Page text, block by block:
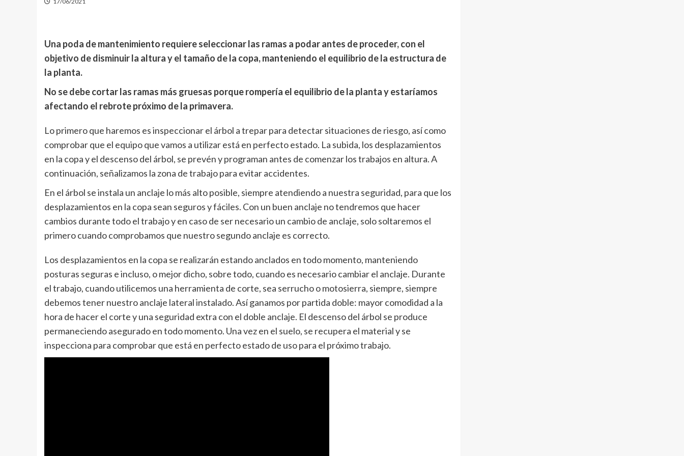
Una poda de mantenimiento requiere seleccionar las ramas a podar antes de proceder, con el
objetivo de disminuir la altura y el tamaño de la copa, manteniendo el equilibrio de la estructura de
la planta.
No se debe cortar las ramas más gruesas porque rompería el equilibrio de la planta y estaríamos
afectando el rebrote próximo de la primavera.
Lo primero que haremos es inspeccionar el árbol a trepar para detectar situaciones de riesgo, así como
comprobar que el equipo que vamos a utilizar está en perfecto estado. La subida, los desplazamientos
en la copa y el descenso del árbol, se prevén y programan antes de comenzar los trabajos en altura. A
continuación, señalizamos la zona de trabajo para evitar accidentes.
En el árbol se instala un anclaje lo más alto posible, siempre atendiendo a nuestra seguridad, para que los
desplazamientos en la copa sean seguros y fáciles. Con un buen anclaje no tendremos que hacer
cambios durante todo el trabajo y en caso de ser necesario un cambio de anclaje, solo soltaremos el
primero cuando comprobamos que nuestro segundo anclaje es correcto.
Los desplazamientos en la copa se realizarán estando anclados en todo momento, manteniendo
posturas seguras e incluso, o mejor dicho, sobre todo, cuando es necesario cambiar el anclaje. Durante
el trabajo, cuando utilicemos una herramienta de corte, sea serrucho o motosierra, siempre, siempre
debemos tener nuestro anclaje lateral instalado. Así ganamos por partida doble: mayor comodidad a la
hora de hacer el corte y una seguridad extra con el doble anclaje. El descenso del árbol se produce
permaneciendo asegurado en todo momento. Una vez en el suelo, se recupera el material y se
inspecciona para comprobar que está en perfecto estado de uso para el próximo trabajo.